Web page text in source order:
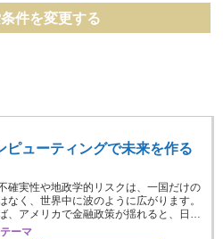
件を変更する
ピューティングで未来を作る
確実性や地政学的リスクは、一国だけの
なく、世界中に波のように広がります。
、アメリカで金融政策が揺れると、日…
ーマ